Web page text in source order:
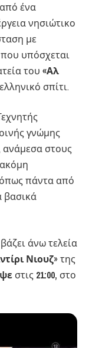
ένα
νησιώτικο
με
υπόσχεται
του «Αλ
σπίτι.
γνώμης
ανάμεσα στους
πάντα από
βασικά
άνω τελεία
Νιουζ» της
στις 21:00, στο